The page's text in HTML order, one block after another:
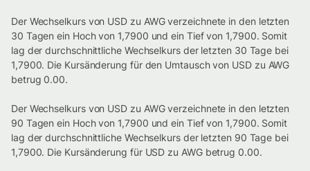
Der Wechselkurs von USD zu AWG verzeichnete in den letzten
30 Tagen ein Hoch von 1,7900 und ein Tief von 1,7900. Somit
lag der durchschnittliche Wechselkurs der letzten 30 Tage bei
1,7900. Die Kursänderung für den Umtausch von USD zu AWG
betrug 0.00.
Der Wechselkurs von USD zu AWG verzeichnete in den letzten
90 Tagen ein Hoch von 1,7900 und ein Tief von 1,7900. Somit
lag der durchschnittliche Wechselkurs der letzten 90 Tage bei
1,7900. Die Kursänderung für USD zu AWG betrug 0.00.